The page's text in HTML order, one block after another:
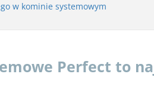
w kominie systemowym
Perfect to